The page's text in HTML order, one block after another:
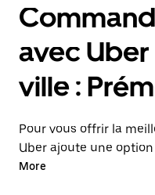
avec
ville :
Pour vous offrir la
Uber ajoute une
maintenant
More